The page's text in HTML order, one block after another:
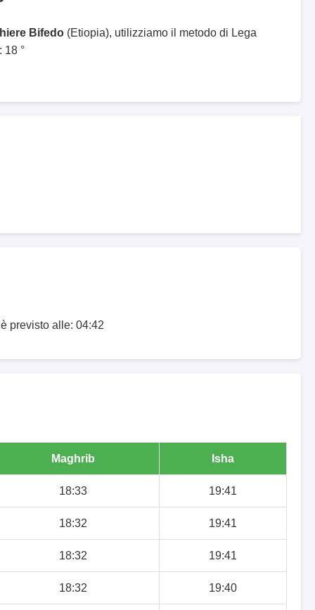
Bifedo (Etiopia), utilizziamo il metodo di Lega
18 °
previsto alle: 04:42
Maghrib Isha
18:33 19:41
18:32 19:41
18:32 19:41
18:32 19:40